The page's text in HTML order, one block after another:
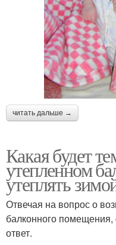
читать дальше →
Какая будет
утепленном
утеплять
Отвечая на вопрос о
балконного помещения,
ответ.